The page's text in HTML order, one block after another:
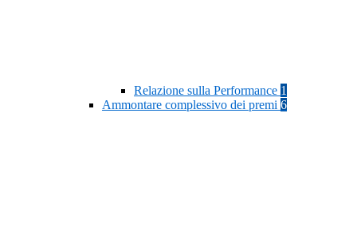
Relazione sulla Performance 1
Ammontare complessivo dei premi 6